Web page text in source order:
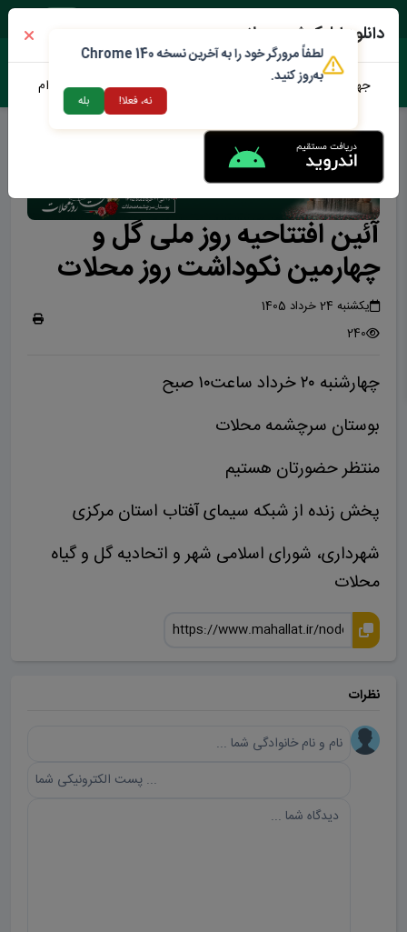
آئین افتتاحیه روز ملی گل و
چهارمین نکوداشت روز محلات
یکشنبه 24 خرداد 1405
240
چهارشنبه ۲۰ خرداد ساعت۱۰ صبح
بوستان سرچشمه محلات
منتظر حضورتان هستیم
پخش زنده از شبکه سیمای آفتاب استان مرکزی
شهرداری، شورای اسلامی شهر و اتحادیه گل و گیاه
محلات
نظرات
دانلود اپلیکیشن محلات من
جهت دانلود نرم افزار محلات من می توانید از طریق لینک زیر اقدام
لطفاً مرورگر خود را به آخرین نسخه Chrome 140
به‌روز کنید.
نه، فعلا! بله